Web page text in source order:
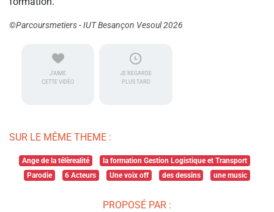
©Parcoursmetiers - IUT Besançon Vesoul 2026
J'AIME
CETTE VIDÉO
JE REGARDE
PLUS TARD
SUR LE MÊME THEME :
Ange de la télèrealité
la formation Gestion Logistique et Transport
Parodie
6 Acteurs Une voix off des dessins une music
PROPOSÉ PAR :